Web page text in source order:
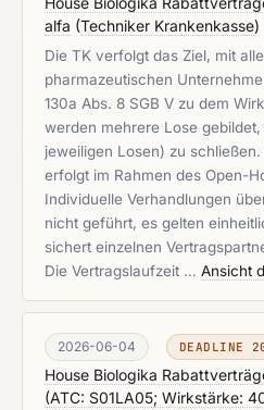
alfa (Techniker Krankenkasse)
Die TK verfolgt das Ziel, mit
pharmazeutischen
130a Abs. 8 SGB V zu dem
werden mehrere Lose
jeweiligen Losen) zu
erfolgt im Rahmen des Open-
Individuelle Verhandlungen
nicht geführt, es gelten
sichert einzelnen
Die Vertragslaufzeit … Ansicht
2026-06-04 DEADLINE
House Biologika
(ATC: S01LA05; Wirkstärke: